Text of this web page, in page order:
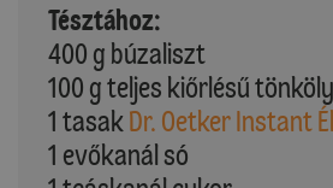
Tésztához:
400 g búzaliszt
100 g teljes kiőrlésű
1 tasak Dr. Oetker Instant
1 evőkanál só